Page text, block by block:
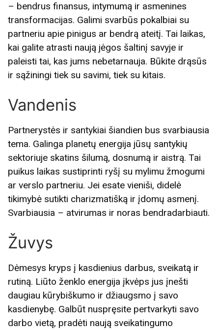
– bendrus finansus, intymumą ir asmenines
transformacijas. Galimi svarbūs pokalbiai su
partneriu apie pinigus ar bendrą ateitį. Tai laikas,
kai galite atrasti naują jėgos šaltinį savyje ir
paleisti tai, kas jums nebetarnauja. Būkite drąsūs
ir sąžiningi tiek su savimi, tiek su kitais.
Vandenis
Partnerystės ir santykiai šiandien bus svarbiausia
tema. Galinga planetų energija jūsų santykių
sektoriuje skatins šilumą, dosnumą ir aistrą. Tai
puikus laikas sustiprinti ryšį su mylimu žmogumi
ar verslo partneriu. Jei esate vieniši, didelė
tikimybė sutikti charizmatišką ir įdomų asmenį.
Svarbiausia – atvirumas ir noras bendradarbiauti.
Žuvys
Dėmesys kryps į kasdienius darbus, sveikatą ir
rutiną. Liūto ženklo energija įkvėps jus įnešti
daugiau kūrybiškumo ir džiaugsmo į savo
kasdienybę. Galbūt nuspręsite pertvarkyti savo
darbo vietą, pradėti naują sveikatingumo